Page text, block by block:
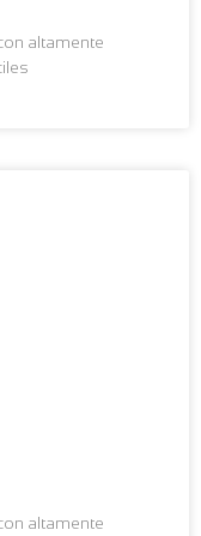
altamente
altamente